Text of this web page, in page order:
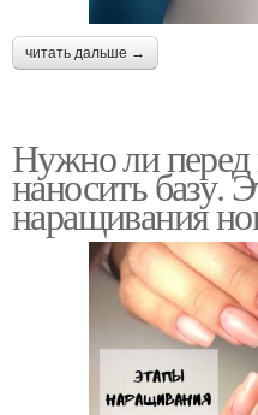
читать дальше →
Нужно ли
наносить базу.
наращивания